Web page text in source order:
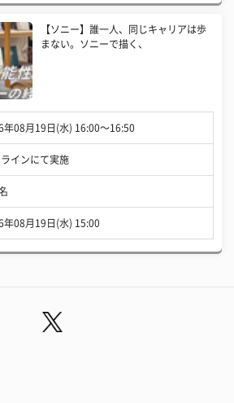
【ソニー】誰一人、同じキャリアは歩
まない。ソニーで描く、
年08月19日(水) 16:00〜16:50
インにて実施
年08月19日(水) 15:00